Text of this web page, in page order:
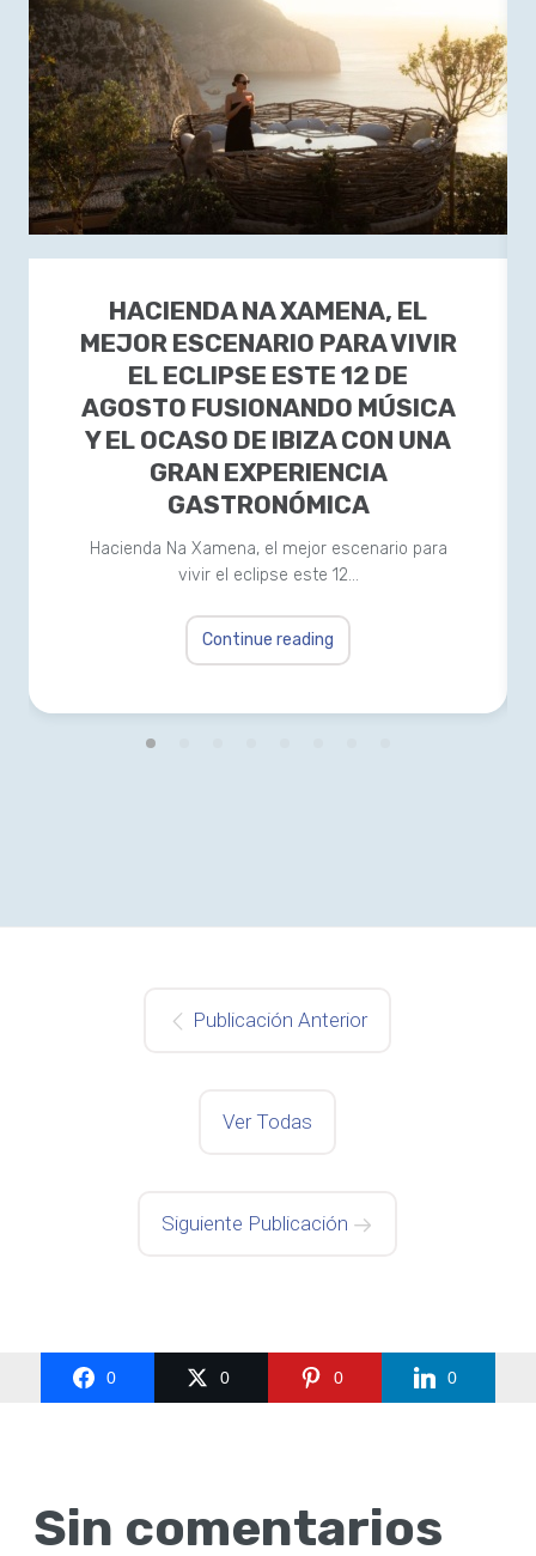
HACIENDA NA XAMENA, EL
MEJOR ESCENARIO PARA VIVIR
EL ECLIPSE ESTE 12 DE
AGOSTO FUSIONANDO MÚSICA
Y EL OCASO DE IBIZA CON UNA
GRAN EXPERIENCIA
GASTRONÓMICA
Hacienda Na Xamena, el mejor escenario para
vivir el eclipse este 12…
Continue reading
Publicación Anterior
Ver Todas
Siguiente Publicación
0 0 0 0
Sin comentarios